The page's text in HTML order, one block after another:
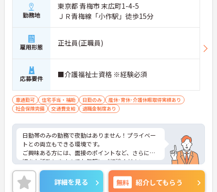
勤務地
東京都 青梅市 末広町1-4-5
ＪＲ青梅線「小作駅」徒歩15分
雇用形態 正社員(正職員)
応募要件 ■介護福祉士資格 ※経験必須
車通勤可 住宅手当・補助 日勤のみ
産休･育休･介護休暇取得実績あり
社会保険完備
交通費支給 退職金制度あり
日勤帯のみの勤務で夜勤はありません！プライベー
トとの両立もできる環境です。
ご興味ある方には、面接のポイントなど、さらに詳
細をお話致しますのでお気軽にご相談ください。
詳細を見る 無料 紹介してもらう